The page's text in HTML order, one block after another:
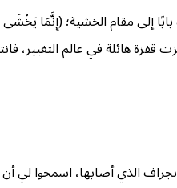
يكفي أن أول ما نزل من الوحي كان (اقْرَأْ بِاسْمِ رَبِّكَ الَّذِي خَلَقَ) (العلق: 1)، لتكون القراءة بابًا
قفزت قفزة هائلة في عالم
الذي أصابها، اسمحوا